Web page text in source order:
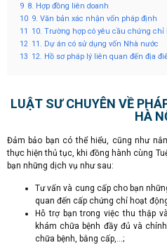
9 8. Hợp đồng liên doanh
10 9. Văn bản xác nhận vốn pháp định
11
10. Trường hợp có yêu cầu chứng
12 11. Dự án có sử dụng vốn Nhà nước
13 12. Hồ sơ pháp lý liên quan đến địa
LUẬT SƯ CHUYÊN VỀ
HÀ
Đảm bảo bạn có thể hiểu, cũng như
thực hiện thủ tục, khi đồng hành cùng
bạn những dịch vụ như sau:
Tư vấn và cung cấp cho bạn
quan đến cấp chứng chỉ hoạt
Hỗ trợ bạn trong việc thu thập
khám chữa bệnh đầy đủ và
chữa bệnh, bằng cấp,…;